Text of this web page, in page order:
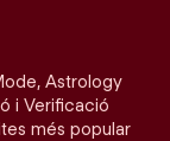
Astrology
i Verificació
més popular